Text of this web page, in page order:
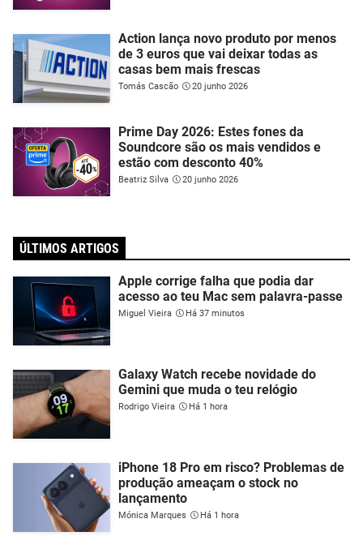
Action lança novo produto por menos
de 3 euros que vai deixar todas as
casas bem mais frescas
Tomás Cascão 20 junho 2026
Prime Day 2026: Estes fones da
Soundcore são os mais vendidos e
estão com desconto 40%
Beatriz Silva 20 junho 2026
ÚLTIMOS ARTIGOS
Apple corrige falha que podia dar
acesso ao teu Mac sem palavra-passe
Miguel Vieira Há 37 minutos
Galaxy Watch recebe novidade do
Gemini que muda o teu relógio
Rodrigo Vieira Há 1 hora
iPhone 18 Pro em risco? Problemas de
produção ameaçam o stock no
lançamento
Mónica Marques Há 1 hora